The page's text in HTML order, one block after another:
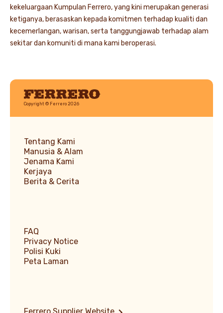
kekeluargaan Kumpulan Ferrero, yang kini merupakan generasi
ketiganya, berasaskan kepada komitmen terhadap kualiti dan
kecemerlangan, warisan, serta tanggungjawab terhadap alam
sekitar dan komuniti di mana kami beroperasi.
Ferrero
Copyright © Ferrero 2026
Tentang Kami
Manusia & Alam
Jenama Kami
Kerjaya
Berita & Cerita
FAQ
Privacy Notice
Polisi Kuki
Peta Laman